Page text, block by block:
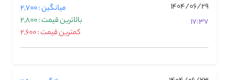
1404/06/29
17:37
میانگین : 2,700
بالاترین قیمت : 2,800
کمترین قیمت : 2,600